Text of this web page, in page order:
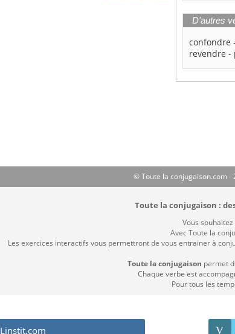
D'autres
confondre -
revendre -
© Toute la conjugaison.com -
Toute la conjugaison :
Vous
Avec Toute la
Les exercices interactifs vous permettront de vous entrainer à
Toute la conjugaison permet
Chaque verbe est
Pour tous les
Linstit.com V